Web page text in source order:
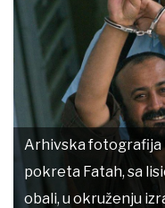
Arhivska fotografija
pokreta Fatah, sa
obali, u okruženju